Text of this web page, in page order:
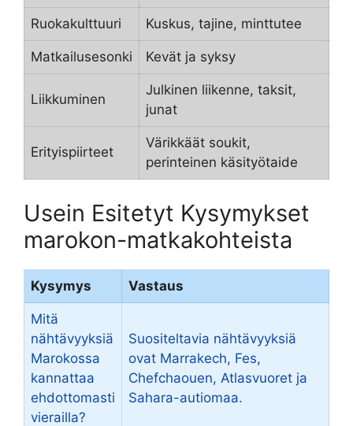
Ruokakulttuuri Kuskus, tajine, minttutee
Matkailusesonki Kevät ja syksy
Liikkuminen
Julkinen liikenne, taksit,
junat
Erityispiirteet
Värikkäät soukit,
perinteinen käsityötaide
Usein Esitetyt Kysymykset
marokon-matkakohteista
Kysymys Vastaus
Mitä
nähtävyyksiä
Marokossa
kannattaa
ehdottomasti
vierailla?
Suositeltavia nähtävyyksiä
ovat Marrakech, Fes,
Chefchaouen, Atlasvuoret ja
Sahara-autiomaa.